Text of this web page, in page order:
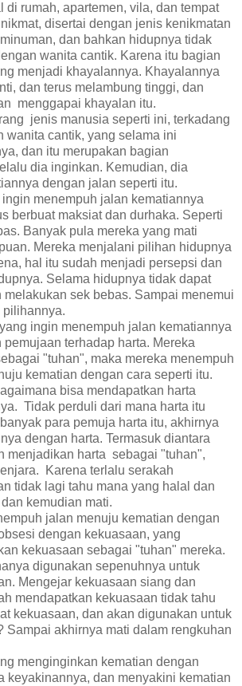
di rumah, apartemen, vila, dan tempat
disertai dengan jenis kenikmatan
dan bahkan hidupnya tidak
wanita cantik. Karena itu bagian
menjadi khayalannya. Khayalannya
dan terus melambung tinggi, dan
menggapai khayalan itu.
jenis manusia seperti ini, terkadang
wanita cantik, yang selama ini
dan itu merupakan bagian
dia inginkan. Kemudian, dia
dengan jalan seperti itu.
menempuh jalan kematiannya
berbuat maksiat dan durhaka. Seperti
Banyak pula mereka yang mati
Mereka menjalani pilihan hidupnya
hal itu sudah menjadi persepsi dan
Selama hidupnya tidak dapat
sek bebas. Sampai menemui
ingin menempuh jalan kematiannya
terhadap harta. Mereka
"tuhan", maka mereka menempuh
kematian dengan cara seperti itu.
bisa mendapatkan harta
Tidak perduli dari mana harta itu
para pemuja harta itu, akhirnya
dengan harta. Termasuk diantara
menjadikan harta sebagai "tuhan",
Karena terlalu serakah
tidak lagi tahu mana yang halal dan
kemudian mati.
jalan menuju kematian dengan
dengan kekuasaan, yang
kekuasaan sebagai "tuhan" mereka.
digunakan sepenuhnya untuk
Mengejar kekuasaan siang dan
mendapatkan kekuasaan tidak tahu
kekuasaan, dan akan digunakan untuk
Sampai akhirnya mati dalam rengkuhan
menginginkan kematian dengan
keyakinannya, dan menyakini kematian